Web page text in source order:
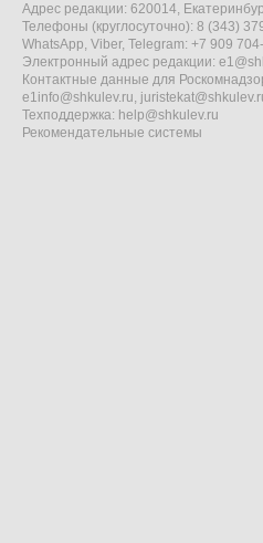
Адрес редакции: 620014,
Телефоны (круглосуточно): 8 (343)
WhatsApp, Viber, Telegram: +7 909
Электронный адрес редакции:
Контактные данные для
e1info@shkulev.ru,
Техподдержка: help@shkulev.ru
Рекомендательные системы